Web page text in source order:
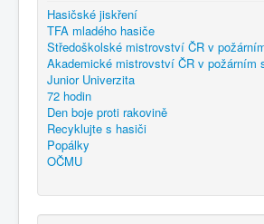
Hasičské jiskření
TFA mladého hasiče
Středoškolské mistrovství ČR v
Akademické mistrovství ČR v požárním
Junior Univerzita
72 hodin
Den boje proti rakovině
Recyklujte s hasiči
Popálky
OČMU